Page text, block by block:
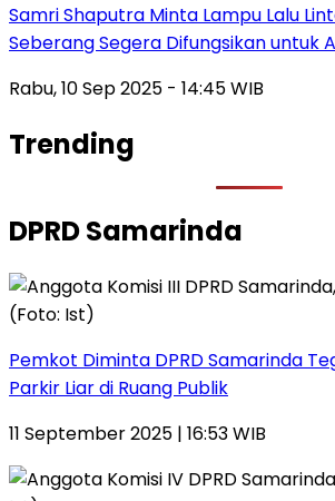
Samri Shaputra Minta Lampu Lalu
Seberang Segera Difungsikan untuk
Rabu, 10 Sep 2025 - 14:45 WIB
Trending
DPRD Samarinda
Pemkot Diminta DPRD Samarinda
Parkir Liar di Ruang Publik
11 September 2025 | 16:53 WIB